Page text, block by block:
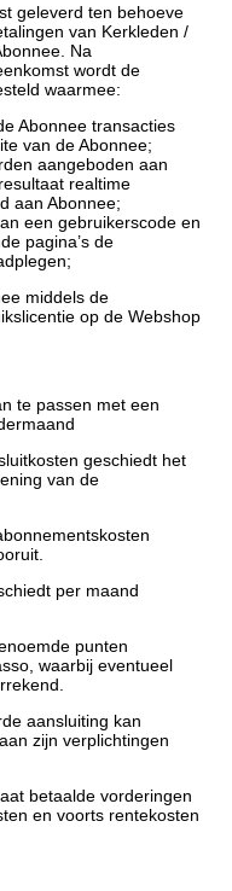
geleverd ten behoeve
van Kerkleden /
Na
wordt de
waarmee:
Abonnee transacties
van de Abonnee;
aangeboden aan
realtime
aan Abonnee;
een gebruikerscode en
pagina’s de
middels de
op de Webshop
te passen met een
geschiedt het
van de
per maand
punten
waarbij eventueel
aansluiting kan
zijn verplichtingen
betaalde vorderingen
en voorts rentekosten